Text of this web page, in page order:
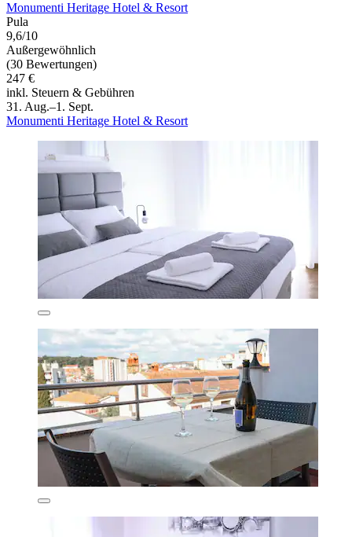
Monumenti Heritage Hotel & Resort
Pula
9,6/10
Außergewöhnlich
(30 Bewertungen)
247 €
inkl. Steuern & Gebühren
31. Aug.–1. Sept.
Monumenti Heritage Hotel & Resort